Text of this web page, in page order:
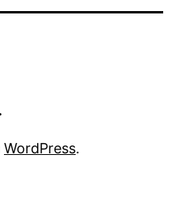
WordPress.